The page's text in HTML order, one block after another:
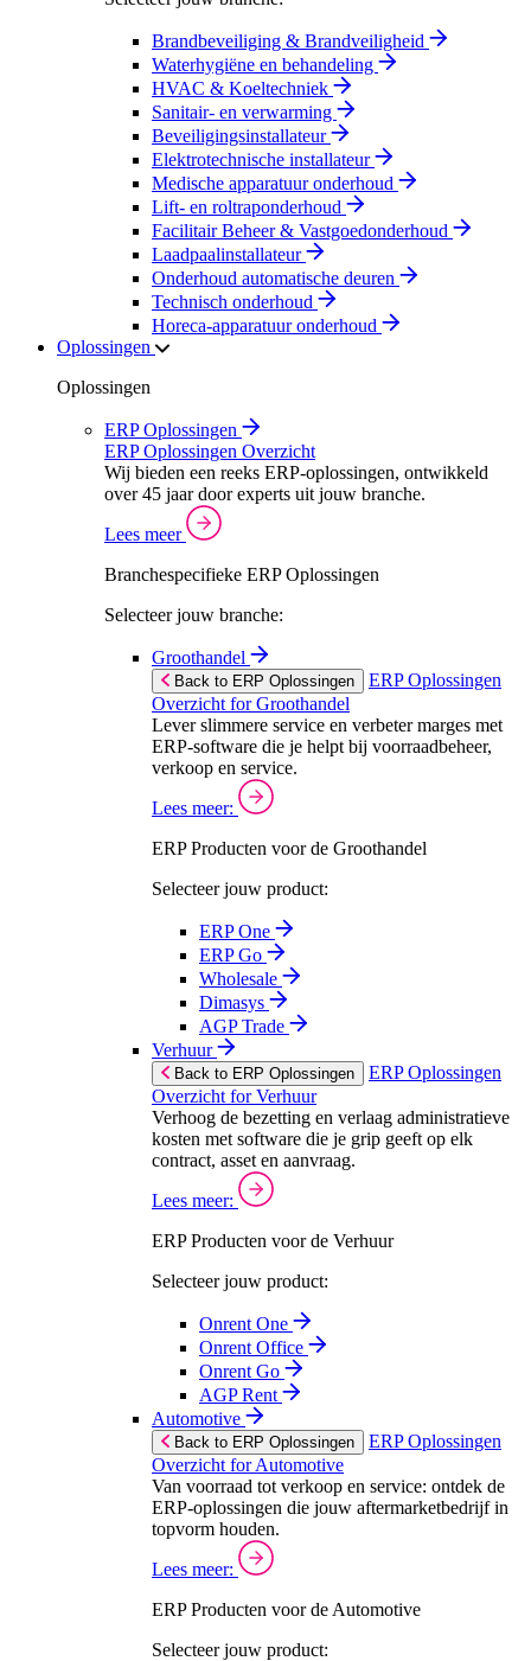
Brandbeveiliging & Brandveiligheid
Waterhygiëne en behandeling
HVAC & Koeltechniek
Sanitair- en verwarming
Beveiligingsinstallateur
Elektrotechnische installateur
Medische apparatuur onderhoud
Lift- en roltraponderhoud
Facilitair Beheer & Vastgoedonderhoud
Laadpaalinstallateur
Onderhoud automatische deuren
Technisch onderhoud
Horeca-apparatuur onderhoud
Oplossingen
Oplossingen
ERP Oplossingen
ERP Oplossingen Overzicht
Wij bieden een reeks ERP-oplossingen, ontwikkeld
over 45 jaar door experts uit jouw branche.
Lees meer
Branchespecifieke ERP Oplossingen
Selecteer jouw branche:
Groothandel
Back to ERP Oplossingen
ERP Oplossingen
Overzicht for Groothandel
Lever slimmere service en verbeter marges met
ERP-software die je helpt bij voorraadbeheer,
verkoop en service.
Lees meer:
ERP Producten voor de Groothandel
Selecteer jouw product:
ERP One
ERP Go
Wholesale
Dimasys
AGP Trade
Verhuur
Back to ERP Oplossingen
ERP Oplossingen
Overzicht for Verhuur
Verhoog de bezetting en verlaag administratieve
kosten met software die je grip geeft op elk
contract, asset en aanvraag.
Lees meer:
ERP Producten voor de Verhuur
Selecteer jouw product:
Onrent One
Onrent Office
Onrent Go
AGP Rent
Automotive
Back to ERP Oplossingen
ERP Oplossingen
Overzicht for Automotive
Van voorraad tot verkoop en service: ontdek de
ERP-oplossingen die jouw aftermarketbedrijf in
topvorm houden.
Lees meer:
ERP Producten voor de Automotive
Selecteer jouw product: